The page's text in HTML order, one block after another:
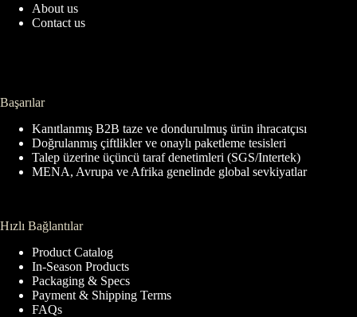
About us
Contact us
Başarılar
Kanıtlanmış B2B taze ve dondurulmuş ürün ihracatçısı
Doğrulanmış çiftlikler ve onaylı paketleme tesisleri
Talep üzerine üçüncü taraf denetimleri (SGS/Intertek)
MENA, Avrupa ve Afrika genelinde global sevkiyatlar
Hızlı Bağlantılar
Product Catalog
In-Season Products
Packaging & Specs
Payment & Shipping Terms
FAQs